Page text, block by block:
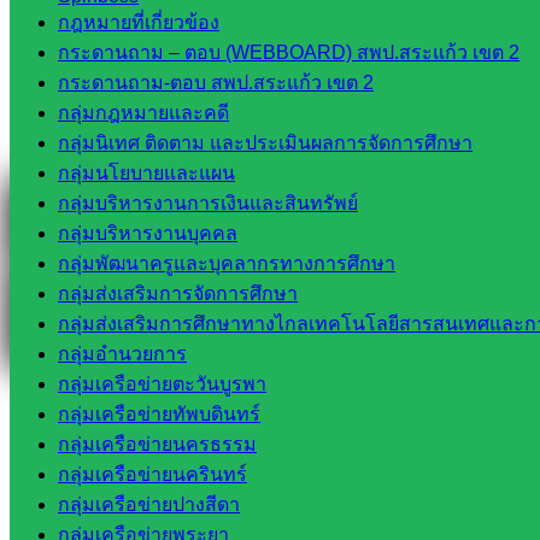
กฎหมายที่เกี่ยวข้อง
กระดานถาม – ตอบ (WEBBOARD) สพป.สระแก้ว เขต 2
กระดานถาม-ตอบ สพป.สระแก้ว เขต 2
กลุ่มกฎหมายและคดี
กลุ่มนิเทศ ติดตาม และประเมินผลการจัดการศึกษา
กลุ่มนโยบายและแผน
กลุ่มบริหารงานการเงินและสินทรัพย์
กลุ่มบริหารงานบุคคล
กลุ่มพัฒนาครูและบุคลากรทางการศึกษา
กลุ่มส่งเสริมการจัดการศึกษา
กลุ่มส่งเสริมการศึกษาทางไกลเทคโนโลยีสารสนเทศและ
กลุ่มอำนวยการ
กลุ่มเครือข่ายตะวันบูรพา
กลุ่มเครือข่ายทัพบดินทร์
กลุ่มเครือข่ายนครธรรม
กลุ่มเครือข่ายนครินทร์
กลุ่มเครือข่ายปางสีดา
กลุ่มเครือข่ายพระยา
Messenger
Facebook